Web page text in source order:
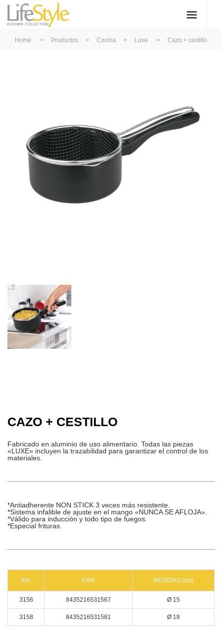
Home > Productos > Cocina > Luxe > Cazo + cestillo
CAZO + CESTILLO
Fabricado en aluminio de uso alimentario. Todas las piezas
«LUXE» incluyen la trazabilidad para garantizar el control de los
materiales.
*Antiadherente NON STICK 3 veces más resistente.
*Sistema infalible de ajuste en el mango «NUNCA SE AFLOJA».
*Válido para inducción y todo tipo de fuegos.
*Especial frituras.
Ref. EAN MEDIDAS (cm)
3156 8435216531567 Ø 15
3158 8435216531581 Ø 18